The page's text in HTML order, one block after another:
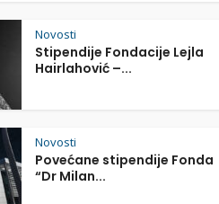
Novosti
Stipendije Fondacije Lejla
Hairlahović –...
Novosti
Povećane stipendije Fonda
“Dr Milan...